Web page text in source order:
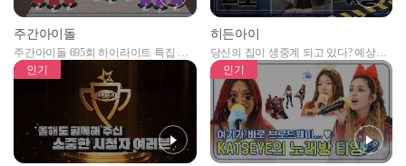
주간아이돌
주간아이돌 695회 하이라이트 특집 남
자아이돌편 예고
히든아이
당신의 집이 생중계 되고 있다? 예상치
못한 곳에서 일어나는 불법촬영 범죄!
인기 인기